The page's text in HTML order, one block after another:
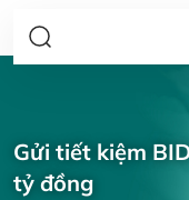
Gửi tiết kiệm
tỷ đồng